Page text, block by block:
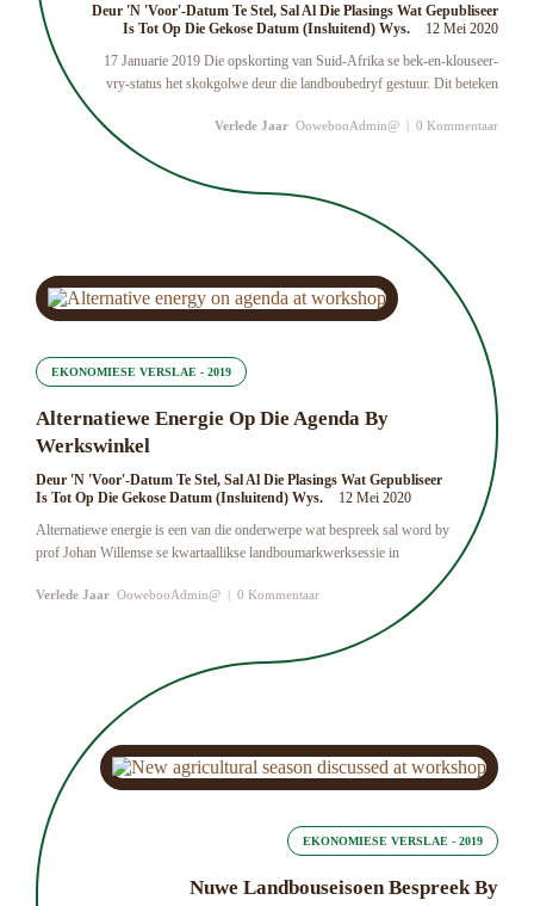
Deur 'n 'Voor'-Datum Te Stel, Sal Al Die Plasings Wat Gepubliseer
Is Tot Op Die Gekose Datum (insluitend) Wys.
12 Mei 2020
17 Januarie 2019 Die opskorting van Suid-Afrika se bek-en-klouseer-
vry-status het skokgolwe deur die landboubedryf gestuur. Dit beteken
Verlede Jaar OowebooAdmin@ | 0 Kommentaar
EKONOMIESE VERSLAE - 2019
Alternatiewe Energie Op Die Agenda By
Werkswinkel
Deur 'n 'Voor'-Datum Te Stel, Sal Al Die Plasings Wat Gepubliseer
Is Tot Op Die Gekose Datum (insluitend) Wys.
12 Mei 2020
Alternatiewe energie is een van die onderwerpe wat bespreek sal word by
prof Johan Willemse se kwartaallikse landboumarkwerksessie in
Verlede Jaar OowebooAdmin@ | 0 Kommentaar
EKONOMIESE VERSLAE - 2019
Nuwe Landbouseisoen Bespreek By